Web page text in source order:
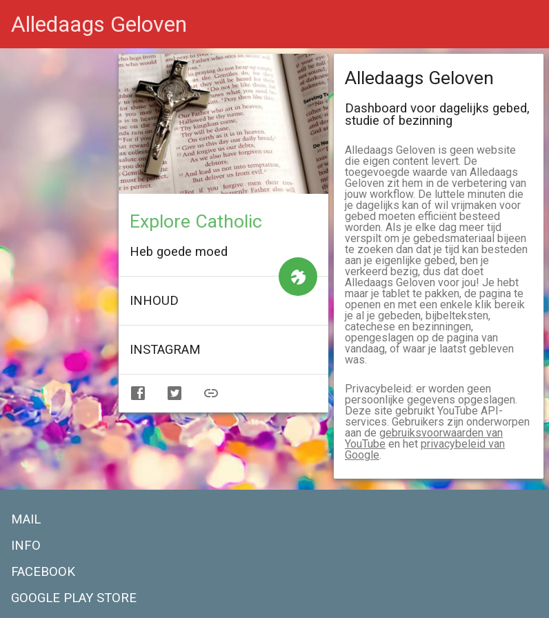
Alledaags Geloven
Explore Catholic
Heb goede moed
INHOUD
INSTAGRAM
Alledaags Geloven
Dashboard voor dagelijks gebed,
studie of bezinning
Alledaags Geloven is geen website
die eigen content levert. De
toegevoegde waarde van Alledaags
Geloven zit hem in de verbetering van
jouw workflow. De luttele minuten die
je dagelijks kan of wil vrijmaken voor
gebed moeten efficiënt besteed
worden. Als je elke dag meer tijd
verspilt om je gebedsmateriaal bijeen
te zoeken dan dat je tijd kan besteden
aan je eigenlijke gebed, ben je
verkeerd bezig, dus dat doet
Alledaags Geloven voor jou! Je hebt
maar je tablet te pakken, de pagina te
openen en met een enkele klik bereik
je al je gebeden, bijbelteksten,
catechese en bezinningen,
opengeslagen op de pagina van
vandaag, of waar je laatst gebleven
was.
Privacybeleid: er worden geen
persoonlijke gegevens opgeslagen.
Deze site gebruikt YouTube API-
services. Gebruikers zijn onderworpen
aan de gebruiksvoorwaarden van
YouTube en het privacybeleid van
Google.
MAIL
INFO
FACEBOOK
GOOGLE PLAY STORE